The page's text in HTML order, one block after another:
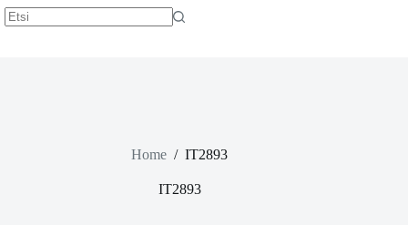
Home / IT2893
IT2893